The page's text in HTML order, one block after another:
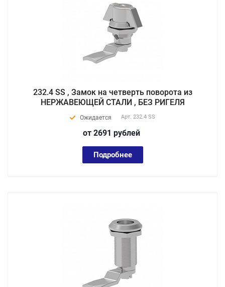
232.4 SS , Замок на четверть поворота из
НЕРЖАВЕЮЩЕЙ СТАЛИ , БЕЗ РИГЕЛЯ
Ожидается Арт. 232.4 SS
от 2691 рублей
Подробнее